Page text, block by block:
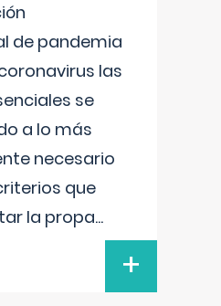
de pandemia
las
se
a lo más
necesario
que
la propa...
+